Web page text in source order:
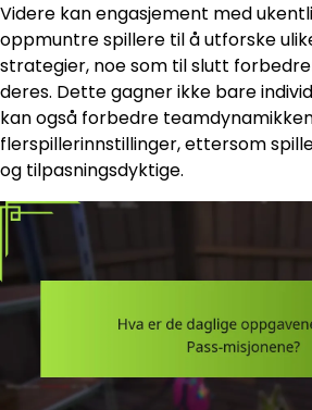
Videre kan engasjement med
oppmuntre spillere til å utforske
strategier, noe som til slutt
deres. Dette gagner ikke bare
kan også forbedre
flerspillerinnstillinger, ettersom
og tilpasningsdyktige.